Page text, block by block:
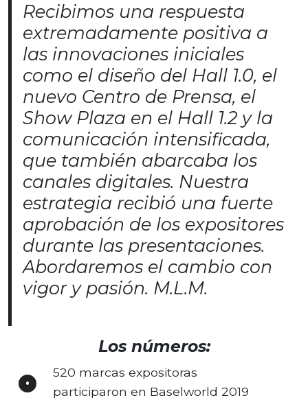
Recibimos una respuesta
extremadamente positiva a
las innovaciones iniciales
como el diseño del Hall 1.0, el
nuevo Centro de Prensa, el
Show Plaza en el Hall 1.2 y la
comunicación intensificada,
que también abarcaba los
canales digitales. Nuestra
estrategia recibió una fuerte
aprobación de los expositores
durante las presentaciones.
Abordaremos el cambio con
vigor y pasión. M.L.M.
Los números:
520 marcas expositoras
participaron en Baselworld 2019